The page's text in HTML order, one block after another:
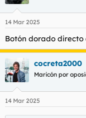
14 Mar 2025
Botón dorado
cocreta2000
Maricón por
14 Mar 2025